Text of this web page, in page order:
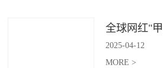
2025-04-12
MORE >